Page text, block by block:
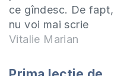
ce gîndesc. De fapt,
nu voi mai scrie
chiar tot ce gîndesc,
pomenesc, într-o
Vitalie Marian